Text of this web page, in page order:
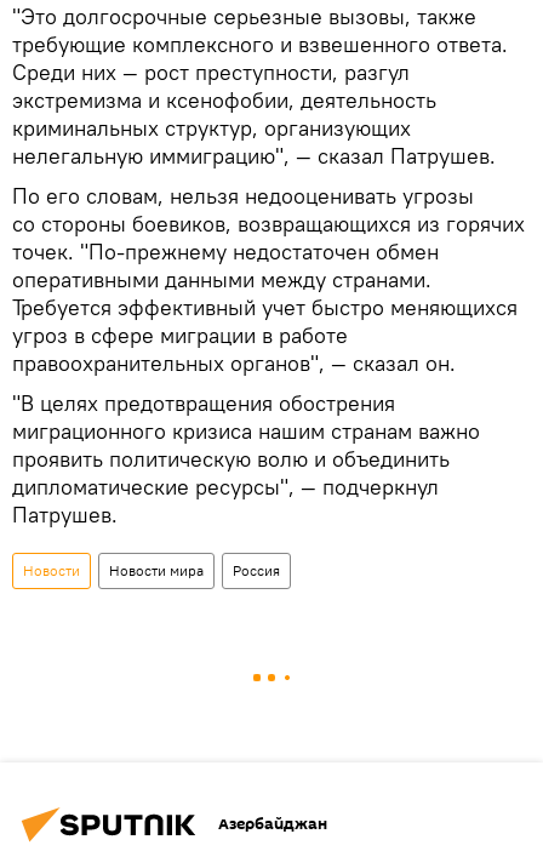
"Это долгосрочные серьезные вызовы, также
требующие комплексного и взвешенного ответа.
Среди них — рост преступности, разгул
экстремизма и ксенофобии, деятельность
криминальных структур, организующих
нелегальную иммиграцию", — сказал Патрушев.
По его словам, нельзя недооценивать угрозы
со стороны боевиков, возвращающихся из горячих
точек. "По-прежнему недостаточен обмен
оперативными данными между странами.
Требуется эффективный учет быстро меняющихся
угроз в сфере миграции в работе
правоохранительных органов", — сказал он.
"В целях предотвращения обострения
миграционного кризиса нашим странам важно
проявить политическую волю и объединить
дипломатические ресурсы", — подчеркнул
Патрушев.
Новости Новости мира Россия
Азербайджан